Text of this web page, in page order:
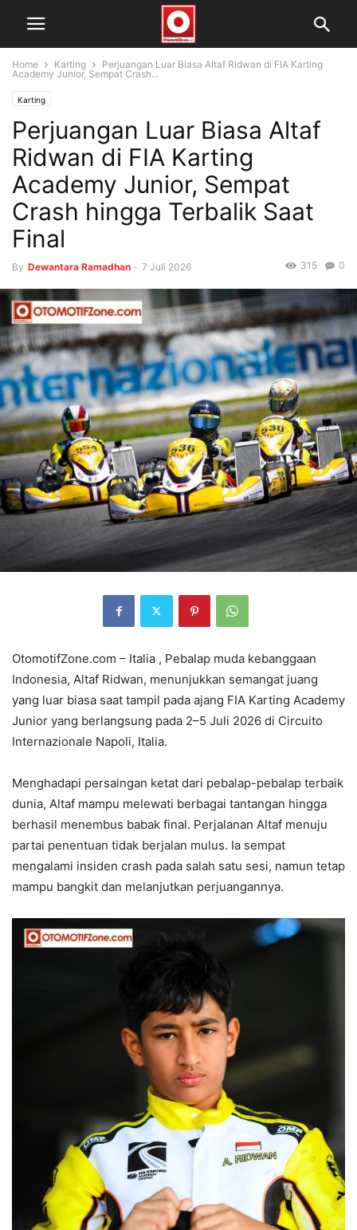
Home Karting
Perjuangan Luar Biasa Altaf Ridwan di FIA Karting
Academy Junior, Sempat Crash...
Karting
Perjuangan Luar Biasa Altaf
Ridwan di FIA Karting
Academy Junior, Sempat
Crash hingga Terbalik Saat
Final
By Dewantara Ramadhan - 7 Juli 2026 0
315
OtomotifZone.com – Italia , Pebalap muda kebanggaan
Indonesia, Altaf Ridwan, menunjukkan semangat juang
yang luar biasa saat tampil pada ajang FIA Karting Academy
Junior yang berlangsung pada 2–5 Juli 2026 di Circuito
Internazionale Napoli, Italia.
Menghadapi persaingan ketat dari pebalap-pebalap terbaik
dunia, Altaf mampu melewati berbagai tantangan hingga
berhasil menembus babak final. Perjalanan Altaf menuju
partai penentuan tidak berjalan mulus. Ia sempat
mengalami insiden crash pada salah satu sesi, namun tetap
mampu bangkit dan melanjutkan perjuangannya.